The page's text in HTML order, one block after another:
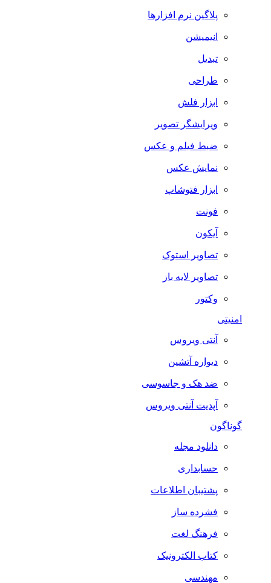
پلاگین نرم افزارها
انیمیشن
تبدیل
طراحی
ابزار فلش
ویرایشگر تصویر
ضبط فيلم و عكس
نمایش عکس
ابزار فتوشاپ
فونت
آیکون
تصاویر استوک
تصاویر لایه باز
وکتور
امنیتی
آنتی ویروس
دیواره آتشین
ضد هک و جاسوسی
آپدیت آنتی ویروس
گوناگون
دانلود مجله
حسابداری
پشتیبان اطلاعات
فشرده ساز
فرهنگ لغت
کتاب الکترونیک
مهندسی